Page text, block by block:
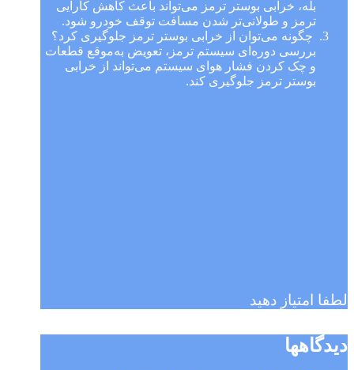
بله، خرابی بوستر ترمز می‌تواند باعث کاهش کارایی
ترمز و طولانی‌تر شدن مسافت توقف خودرو شود.
چگونه می‌توان از خرابی بوستر ترمز جلوگیری کرد؟
بررسی دوره‌ای سیستم ترمز، تعویض به‌موقع قطعات
و چک کردن فشار هوای سیستم می‌تواند از خرابی
بوستر ترمز جلوگیری کند.
لطفا امتیاز دهید
دیدگاهها